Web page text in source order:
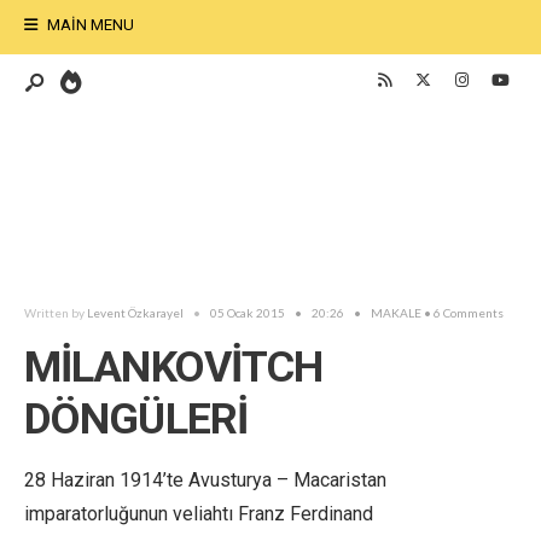
MAIN MENU
Written by Levent Özkarayel • 05 Ocak 2015 • 20:26 • MAKALE • 6 Comments
MİLANKOVİTCH
DÖNGÜLERİ
28 Haziran 1914’te Avusturya – Macaristan
imparatorluğunun veliahtı Franz Ferdinand